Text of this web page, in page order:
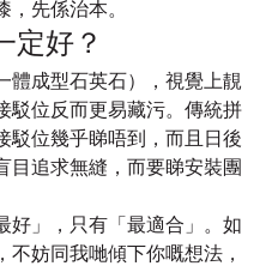
先係治本。
定好？
體成型石英石），視覺上靚
駁位反而更易藏污。傳統拼
駁位幾乎睇唔到，而且日後
目追求無縫，而要睇安裝團
好」，只有「最適合」。如
妨同我哋傾下你嘅想法，